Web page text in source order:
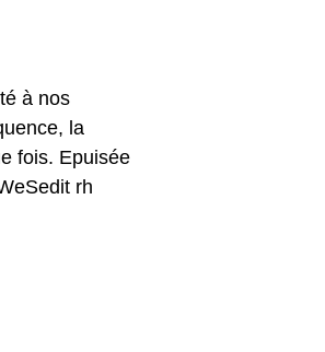
à nos
la
fois. Epuisée
rh